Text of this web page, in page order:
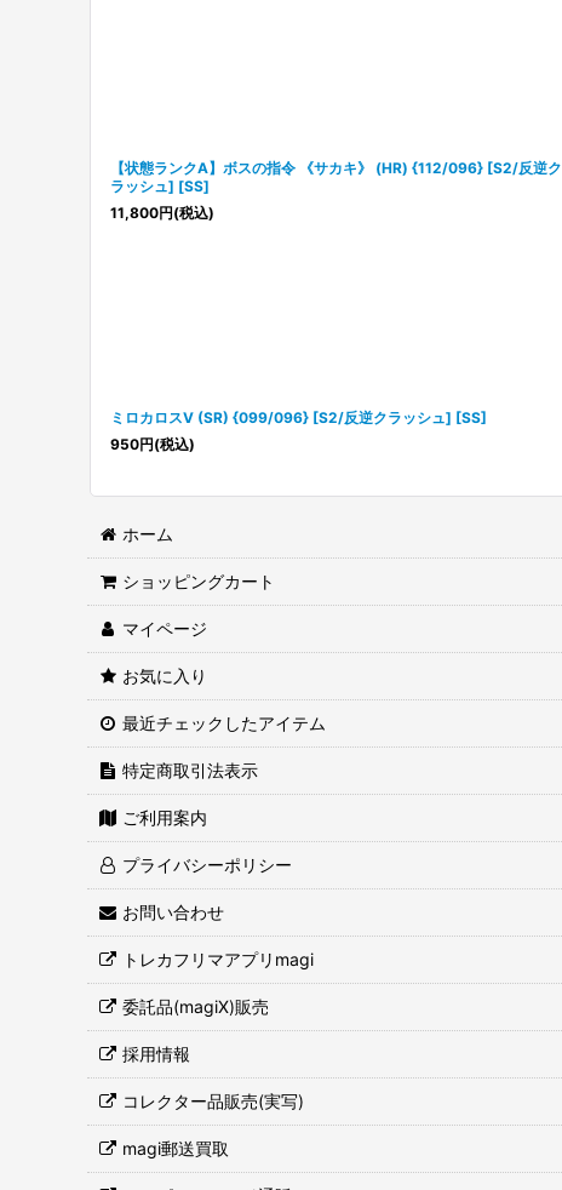
【状態ランクA】ボスの指令 《サカキ》 (HR) {112/096} [S2/反逆ク
ラッシュ] [SS]
11,800円(税込)
ミロカロスV (SR) {099/096} [S2/反逆クラッシュ] [SS]
950円(税込)
ホーム
ショッピングカート
マイページ
お気に入り
最近チェックしたアイテム
特定商取引法表示
ご利用案内
プライバシーポリシー
お問い合わせ
トレカフリマアプリmagi
委託品(magiX)販売
採用情報
コレクター品販売(実写)
magi郵送買取